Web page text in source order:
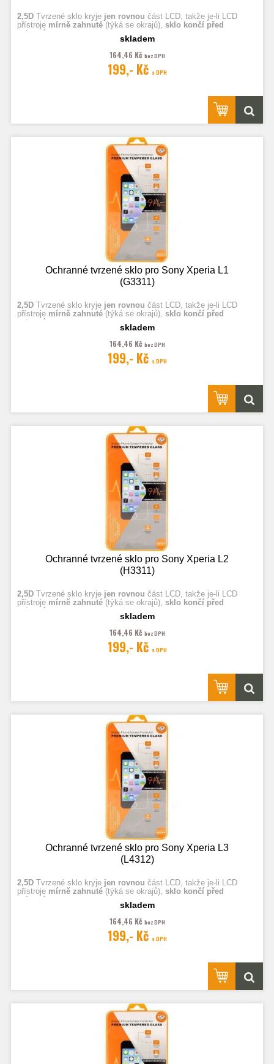
2,5D Tvrzené sklo kryje jen rovnou část LCD, takže je-li LCD
přístroje mírně zahnuté (týká se okrajů), sklo končí před
zahnutím.
Fotografie jsou ilustrační.
skladem
164,46 Kč bez DPH
199,- Kč s DPH
Ochranné tvrzené sklo pro Sony Xperia L1
(G3311)
2,5D Tvrzené sklo kryje jen rovnou část LCD, takže je-li LCD
přístroje mírně zahnuté (týká se okrajů), sklo končí před
zahnutím.
Fotografie jsou ilustrační.
skladem
164,46 Kč bez DPH
199,- Kč s DPH
Ochranné tvrzené sklo pro Sony Xperia L2
(H3311)
2,5D Tvrzené sklo kryje jen rovnou část LCD, takže je-li LCD
přístroje mírně zahnuté (týká se okrajů), sklo končí před
zahnutím.
Fotografie jsou ilustrační.
skladem
164,46 Kč bez DPH
199,- Kč s DPH
Ochranné tvrzené sklo pro Sony Xperia L3
(L4312)
2,5D Tvrzené sklo kryje jen rovnou část LCD, takže je-li LCD
přístroje mírně zahnuté (týká se okrajů), sklo končí před
zahnutím.
Fotografie jsou ilustrační.
skladem
164,46 Kč bez DPH
199,- Kč s DPH